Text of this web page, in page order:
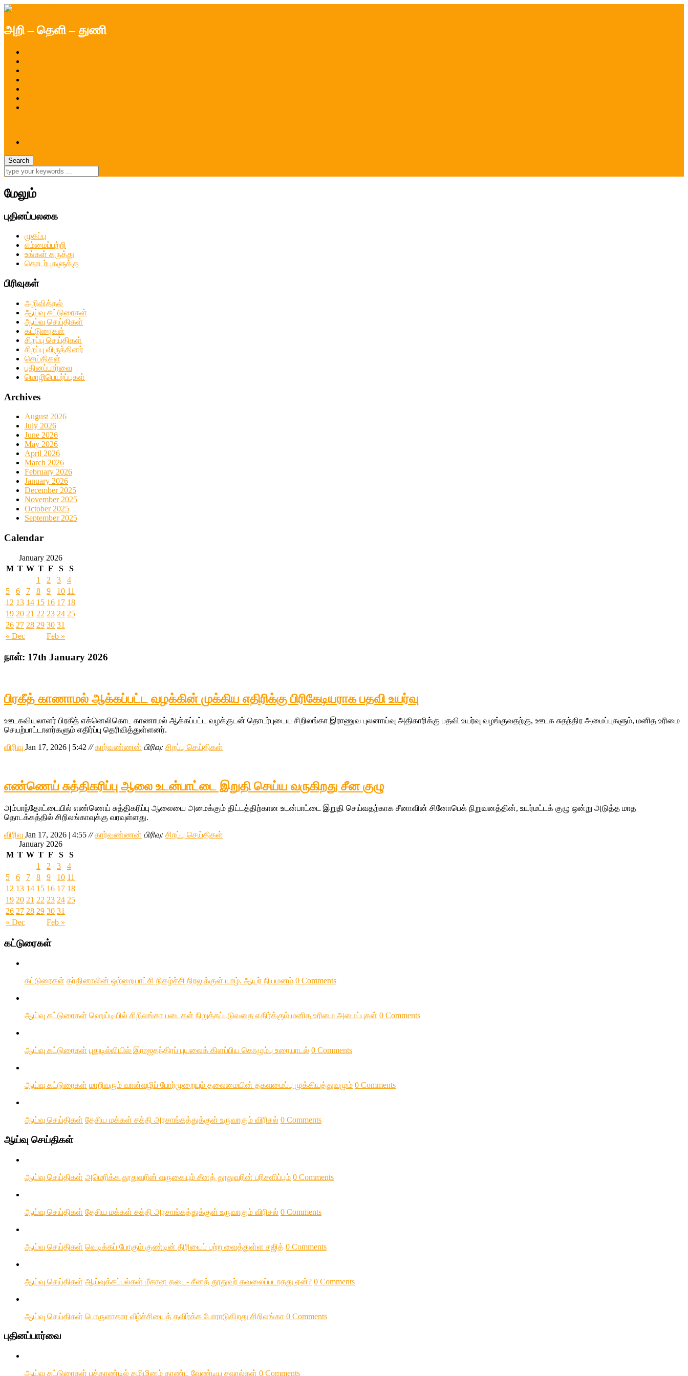
அறி – தெளி – துணி
மேலும்
புதினப்பலகை
முகப்பு
எம்மைப்பற்றி
உங்கள் கருத்து
தொடர்புகளுக்கு
பிரிவுகள்
அறிவித்தல்
ஆய்வு கட்டுரைகள்
ஆய்வு செய்திகள்
கட்டுரைகள்
சிறப்பு செய்திகள்
சிறப்பு விருந்தினர்
செய்திகள்
புதினப்பார்வை
மொழிபெயர்ப்புகள்
Archives
August 2026
July 2026
June 2026
May 2026
April 2026
March 2026
February 2026
January 2026
December 2025
November 2025
October 2025
September 2025
Calendar
January 2026
M T W T F S S
« Dec Feb »
1 2 3
4
5
6 7 8 9 10 11
12 13 14 15 16 17 18
19 20 21 22 23 24 25
26 27 28 29 30 31
நாள்: 17th January 2026
பிரகீத் காணாமல் ஆக்கப்பட்ட வழக்கின் முக்கிய எதிரிக்கு பிரிகேடியராக பதவி உயர்வு
ஊடகவியலாளர் பிரகீத் எக்னெலிகொட காணாமல் ஆக்கப்பட்ட வழக்குடன் தொடர்புடைய சிறிலங்கா இராணுவ புலனாய்வு அதிகாரிக்கு பதவி உயர்வு வழங்குவதற்கு, ஊடக சுதந்திர அமைப்புகளும், மனித உரிமை
செயற்பாட்டாளர்களும் எதிர்ப்பு தெரிவித்துள்ளனர்.
விரிவு Jan 17, 2026 | 5:42 // கார்வண்ணன் பிரிவு: சிறப்பு செய்திகள்
எண்ணெய் சுத்திகரிப்பு ஆலை உடன்பாட்டை இறுதி செய்ய வருகிறது சீன குழு
அம்பாந்தோட்டையில் எண்ணெய் சுத்திகரிப்பு ஆலையை அமைக்கும் திட்டத்திற்கான உடன்பாட்டை இறுதி செய்வதற்காக சீனாவின் சினோபெக் நிறுவனத்தின், உயர்மட்டக் குழு ஒன்று அடுத்த மாத
தொடக்கத்தில் சிறிலங்காவுக்கு வரவுள்ளது.
விரிவு Jan 17, 2026 | 4:55 // கார்வண்ணன் பிரிவு: சிறப்பு செய்திகள்
January 2026
M T W T F S S
« Dec Feb »
1 2 3
4
5
6 7 8 9 10 11
12 13 14 15 16 17 18
19 20 21 22 23 24 25
26 27 28 29 30 31
கட்டுரைகள்
கட்டுரைகள் கர்தினாலின் ஒற்றையாட்சி நிகழ்ச்சி நிரலுக்குள் யாழ். ஆயர் நியமனம் 0 Comments
ஆய்வு கட்டுரைகள் ஹெய்டியில் சிறிலங்கா படைகள் நிறுத்தப்படுவதை எதிர்க்கும் மனித உரிமை அமைப்புகள் 0 Comments
ஆய்வு கட்டுரைகள் புதுடில்லியில் இராஜதந்திரப் புயலைக் கிளப்பிய கொழும்பு உரையாடல் 0 Comments
ஆய்வு கட்டுரைகள் மாறிவரும் வான்வழிப் போர்முறையும் தலைமையின் தகவமைப்பு முக்கியத்துவமும் 0 Comments
ஆய்வு செய்திகள் தேசிய மக்கள் சக்தி அரசாங்கத்துக்குள் உருவாகும் விரிசல் 0 Comments
ஆய்வு செய்திகள்
ஆய்வு செய்திகள் அமெரிக்க தூதுவரின் வருகையும் சீனத் தூதுவரின் பரிசளிப்பும் 0 Comments
ஆய்வு செய்திகள் தேசிய மக்கள் சக்தி அரசாங்கத்துக்குள் உருவாகும் விரிசல் 0 Comments
ஆய்வு செய்திகள் வெடிக்கப் போகும் குண்டின் திரியைப் பற்ற வைத்துள்ள சஜித் 0 Comments
ஆய்வு செய்திகள் ஆய்வுக்கப்பல்கள் மீதான தடை- சீனத் தூதுவர் கவலைப்படாதது ஏன்? 0 Comments
ஆய்வு செய்திகள் பொருளாதார வீழ்ச்சியைத் தவிர்க்க போராடுகிறது சிறிலங்கா 0 Comments
புதினப்பார்வை
ஆய்வு கட்டுரைகள் புத்தாண்டில் தமிழினம் தாண்ட வேண்டிய சவால்கள் 0 Comments